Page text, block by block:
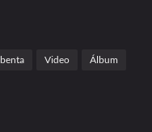
Video Álbum